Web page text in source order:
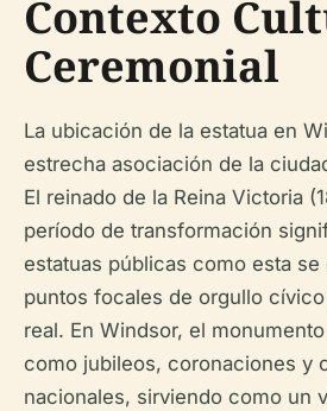
Contexto
Ceremonial
La ubicación de la estatua en
estrecha asociación de la
El reinado de la Reina Victoria
período de transformación
estatuas públicas como esta
puntos focales de orgullo
real. En Windsor, el
como jubileos, coronaciones y
nacionales, sirviendo como un